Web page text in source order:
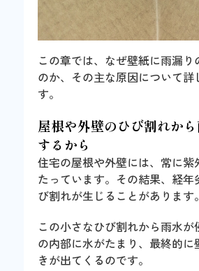
この章では、なぜ壁紙に雨漏り
のか、その主な原因について詳
す。
屋根や外壁のひび割れか
するから
住宅の屋根や外壁には、常に紫
たっています。その結果、経年
び割れが生じることがあります。
この小さなひび割れから雨水
の内部に水がたまり、最終的に
きが出てくるのです。